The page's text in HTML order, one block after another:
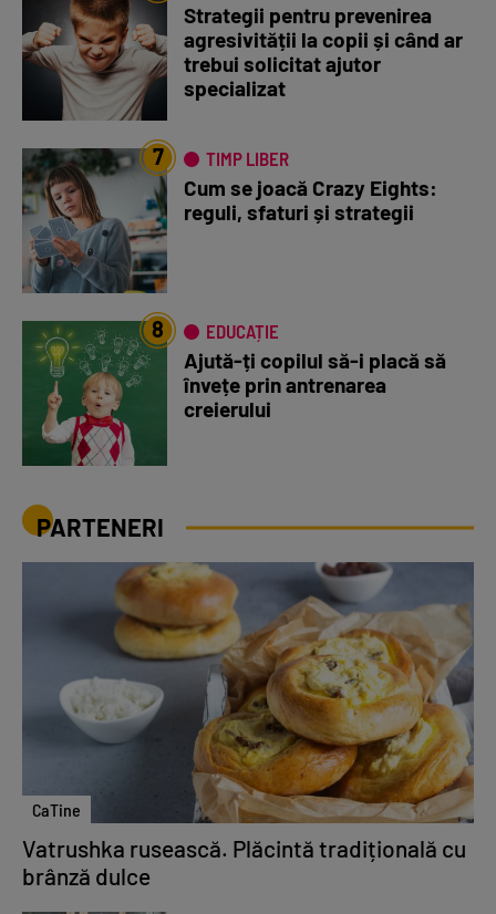
Strategii pentru prevenirea
agresivității la copii și când ar
trebui solicitat ajutor
specializat
7 TIMP LIBER
Cum se joacă Crazy Eights:
reguli, sfaturi și strategii
8 EDUCAȚIE
Ajută-ți copilul să-i placă să
învețe prin antrenarea
creierului
PARTENERI
CaTine
Vatrushka rusească. Plăcintă tradițională cu
brânză dulce